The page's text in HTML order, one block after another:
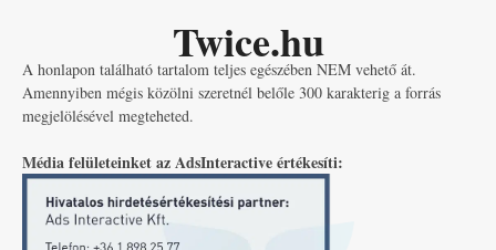
Twice.hu
A honlapon található tartalom teljes egészében NEM vehető át.
Amennyiben mégis közölni szeretnél belőle 300 karakterig a forrás
megjelölésével megteheted.
Média felületeinket az AdsInteractive értékesíti: